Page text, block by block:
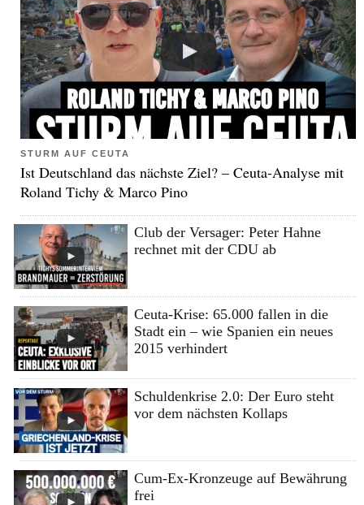
STURM AUF CEUTA
Ist Deutschland das nächste Ziel? – Ceuta-Analyse mit
Roland Tichy & Marco Pino
Club der Versager: Peter Hahne
rechnet mit der CDU ab
Ceuta-Krise: 65.000 fallen in die
Stadt ein – wie Spanien ein neues
2015 verhindert
Schuldenkrise 2.0: Der Euro steht
vor dem nächsten Kollaps
Cum-Ex-Kronzeuge auf Bewährung
frei